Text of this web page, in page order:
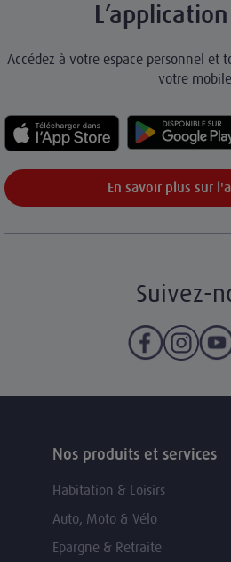
L’application
Accédez à votre espace personnel et
votre
En savoir plus sur
Suivez-
Nos produits et services
Habitation & Loisirs
Auto, Moto & Vélo
Epargne & Retraite